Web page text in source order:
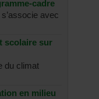
cadre
avec
scolaire sur
du climat
en milieu